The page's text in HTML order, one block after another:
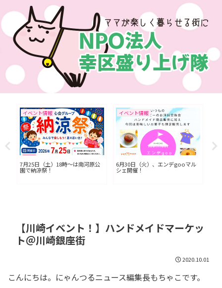
イベント情報
7月25日（土）18時〜は南河原公
園で納涼祭！
イベント情報
6月30日（火）、エンデgooマル
シェ開催！
【川崎イベント！】ハンドメイドマーケッ
ト＠川崎銀座街
2020.10.01
こんにちは。にゃんつるニュース編集長もちゃこです。